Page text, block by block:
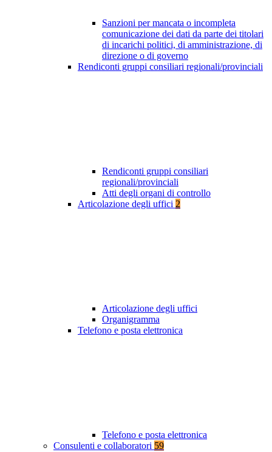
Sanzioni per mancata o incompleta
comunicazione dei dati da parte dei titolari
di incarichi politici, di amministrazione, di
direzione o di governo
Rendiconti gruppi consiliari regionali/provinciali
Rendiconti gruppi consiliari
regionali/provinciali
Atti degli organi di controllo
Articolazione degli uffici 2
Articolazione degli uffici
Organigramma
Telefono e posta elettronica
Telefono e posta elettronica
Consulenti e collaboratori 59